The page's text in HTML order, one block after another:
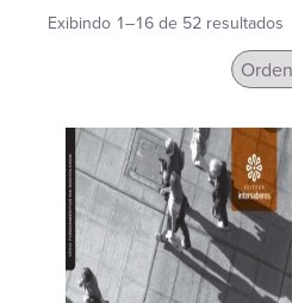
Exibindo 1–16 de 52 resultados